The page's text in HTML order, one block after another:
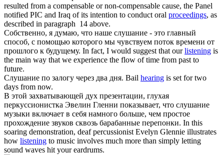
resulted from a compensable or non-compensable cause, the Panel
notified PIC and Iraq of its intention to conduct oral proceedings, as
described in paragraph ‎ 14 above.
Собственно, я думаю, что наше слушание - это главный
способ, с помощью которого мы чувствуем поток времени от
прошлого к будущему. In fact, I would suggest that ourlistening is
the main way that we experience the flow of time from past to
future.
Слушание по залогу через два дня. Bail hearing is set for two
days from now.
B этой захватывающей дух презентации, глухая
перкуссионистка Эвелин Гленни показывает, что слушание
музыки включает в себя намного больше, чем простое
прохождение звуков сквозь барабанные перепонки. In this
soaring demonstration, deaf percussionist Evelyn Glennie illustrates
how listening to music involves much more than simply letting
sound waves hit your eardrums.